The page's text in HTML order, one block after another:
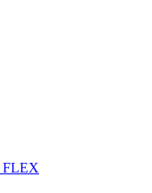
FLEX